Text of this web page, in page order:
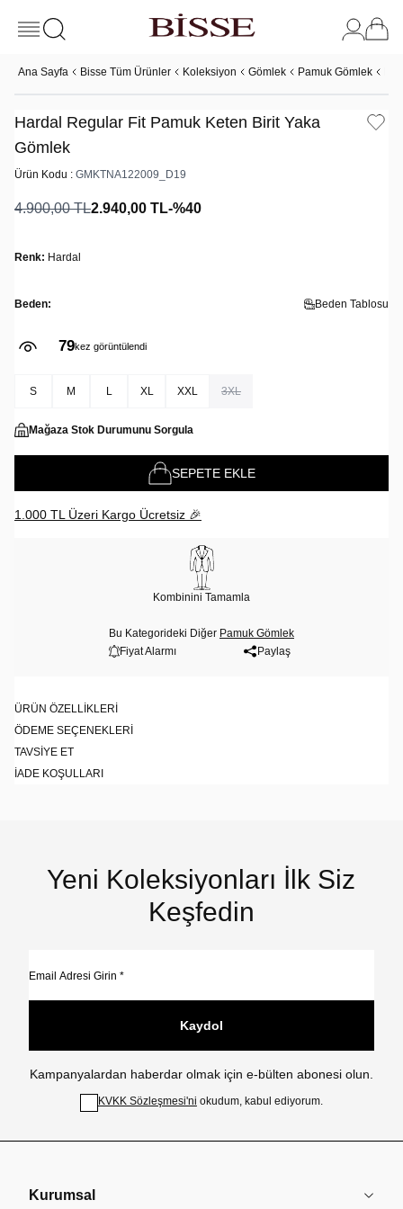
Ana Sayfa Bisse Tüm Ürünler Koleksiyon Gömlek Pamuk Gömlek
Hardal Regular Fit Pamuk Keten Birit Yaka
Gömlek
Ürün Kodu : GMKTNA122009_D19
4.900,00TL2.940,00 TL-%40
Renk: Hardal
Beden: Beden Tablosu
79kez görüntülendi
S M L XL XXL 3XL
Mağaza Stok Durumunu Sorgula
SEPETE EKLE
1.000 TL Üzeri Kargo Ücretsiz 🎉
Kombinini Tamamla
Bu Kategorideki Diğer Pamuk Gömlek
Fiyat Alarmı
Paylaş
ÜRÜN ÖZELLIKLERI
ÖDEME SEÇENEKLERI
TAVSIYE ET
İADE KOŞULLARI
Yeni Koleksiyonları İlk Siz
Keşfedin
Kaydol
Kampanyalardan haberdar olmak için e-bülten abonesi olun.
KVKK Sözleşmesi'ni okudum, kabul ediyorum.
Kurumsal